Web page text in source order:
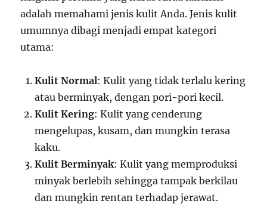
adalah memahami jenis kulit Anda. Jenis kulit
umumnya dibagi menjadi empat kategori
utama:
Kulit Normal: Kulit yang tidak terlalu kering
atau berminyak, dengan pori-pori kecil.
Kulit Kering: Kulit yang cenderung
mengelupas, kusam, dan mungkin terasa
kaku.
Kulit Berminyak: Kulit yang memproduksi
minyak berlebih sehingga tampak berkilau
dan mungkin rentan terhadap jerawat.